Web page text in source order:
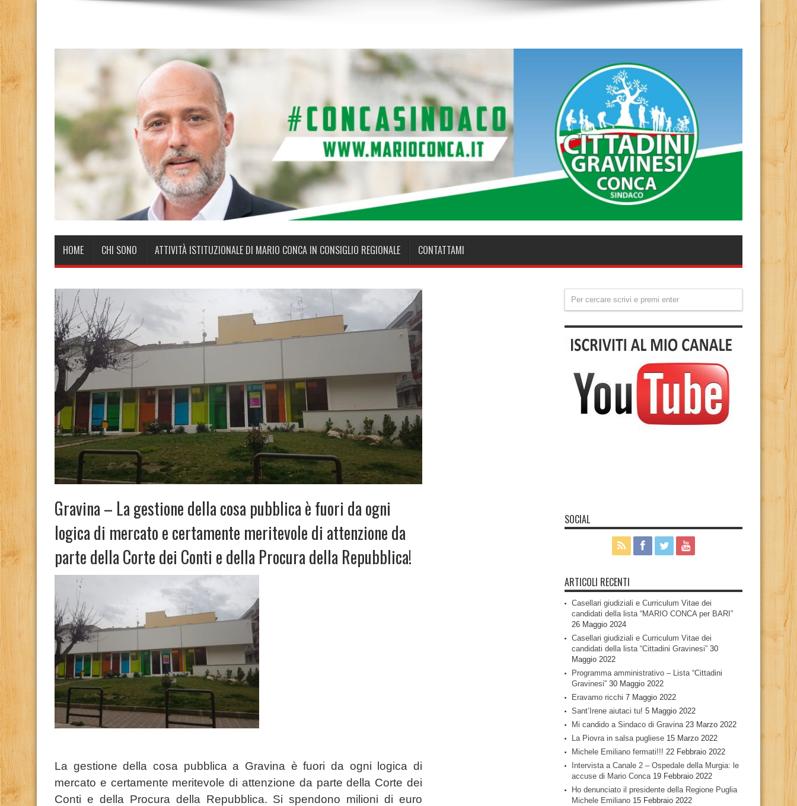
HOME CHI SONO ATTIVITÀ ISTITUZIONALE DI MARIO CONCA IN CONSIGLIO REGIONALE CONTATTAMI
Gravina – La gestione della cosa pubblica è fuori da ogni
logica di mercato e certamente meritevole di attenzione da
parte della Corte dei Conti e della Procura della Repubblica!
La gestione della cosa pubblica a Gravina è fuori da ogni logica di
mercato e certamente meritevole di attenzione da parte della Corte dei
Conti e della Procura della Repubblica. Si spendono milioni di euro
SOCIAL
ARTICOLI RECENTI
Casellari giudiziali e Curriculum Vitae dei
candidati della lista “MARIO CONCA per BARI”
26 Maggio 2024
Casellari giudiziali e Curriculum Vitae dei
candidati della lista “Cittadini Gravinesi” 30
Maggio 2022
Programma amministrativo – Lista “Cittadini
Gravinesi” 30 Maggio 2022
Eravamo ricchi 7 Maggio 2022
Sant’Irene aiutaci tu! 5 Maggio 2022
Mi candido a Sindaco di Gravina 23 Marzo 2022
La Piovra in salsa pugliese 15 Marzo 2022
Michele Emiliano fermati!!! 22 Febbraio 2022
Intervista a Canale 2 – Ospedale della Murgia: le
accuse di Mario Conca 19 Febbraio 2022
Ho denunciato il presidente della Regione Puglia
Michele Emiliano 15 Febbraio 2022